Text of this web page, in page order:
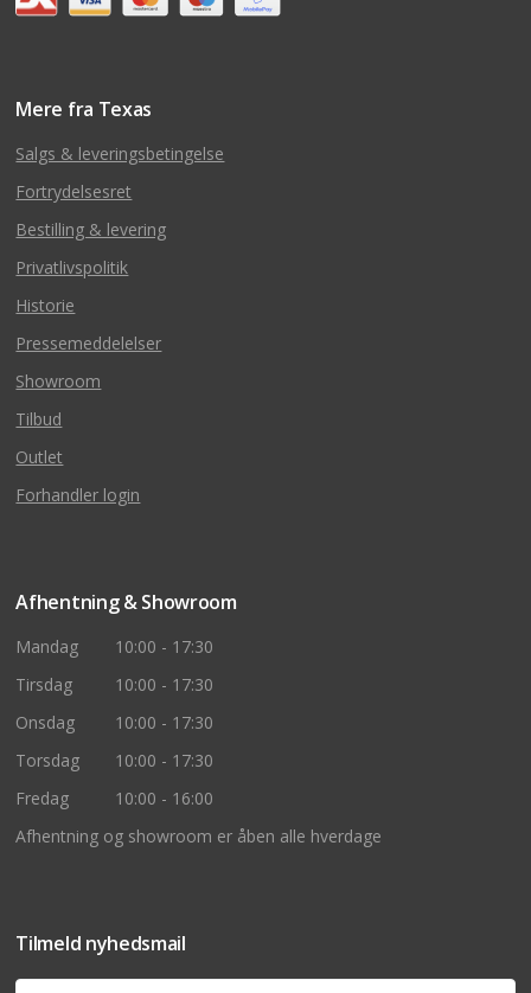
Mere fra Texas
Salgs & leveringsbetingelse
Fortrydelsesret
Bestilling & levering
Privatlivspolitik
Historie
Pressemeddelelser
Showroom
Tilbud
Outlet
Forhandler login
Afhentning & Showroom
Mandag
10:00 - 17:30
Tirsdag
10:00 - 17:30
Onsdag
10:00 - 17:30
Torsdag
10:00 - 17:30
Fredag
10:00 - 16:00
Afhentning og showroom er åben alle hverdage
Tilmeld nyhedsmail